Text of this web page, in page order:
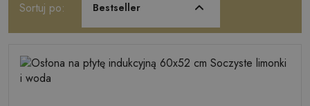
Sortuj po:
Bestseller